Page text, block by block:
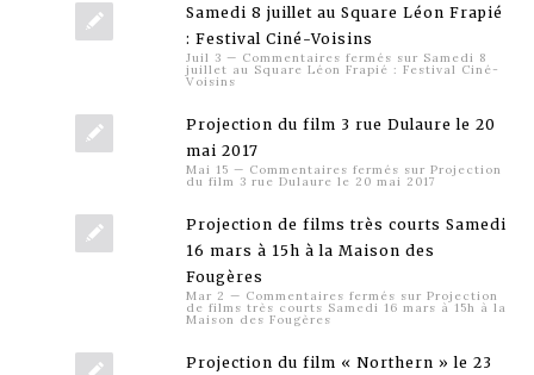
Samedi 8 juillet au Square Léon Frapié
: Festival Ciné-Voisins
Juil 3 — Commentaires fermés sur Samedi 8
juillet au Square Léon Frapié : Festival Ciné-
Voisins
Projection du film 3 rue Dulaure le 20
mai 2017
Mai 15 — Commentaires fermés sur Projection
du film 3 rue Dulaure le 20 mai 2017
Projection de films très courts Samedi
16 mars à 15h à la Maison des
Fougères
Mar 2 — Commentaires fermés sur Projection
de films très courts Samedi 16 mars à 15h à la
Maison des Fougères
Projection du film « Northern » le 23